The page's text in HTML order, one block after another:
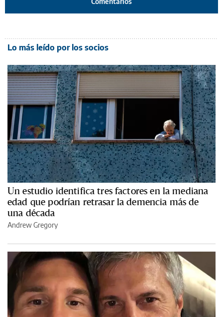
Lo más leído por los socios
Un estudio identifica tres factores en la mediana
edad que podrían retrasar la demencia más de
una década
Andrew Gregory